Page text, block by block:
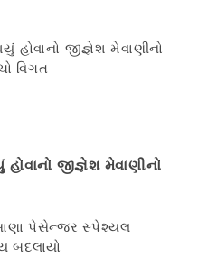
જીજ્ઞેશ મેવાણીનો